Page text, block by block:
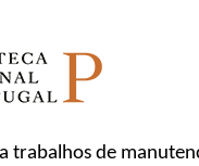
trabalhos de